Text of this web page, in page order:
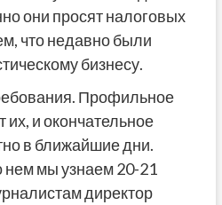
они просят налоговых
что недавно были
бизнесу.
Профильное
их, и окончательное
в ближайшие дни.
мы узнаем 20-21
директор